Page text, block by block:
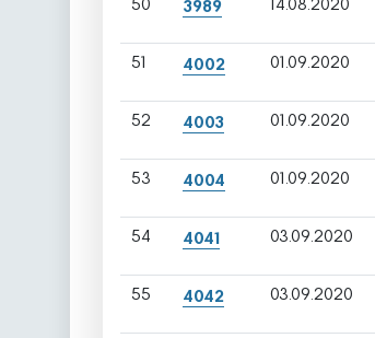
50 3989 14.08.2020
51 4002 01.09.2020
52 4003 01.09.2020
53 4004 01.09.2020
54 4041 03.09.2020
55 4042 03.09.2020